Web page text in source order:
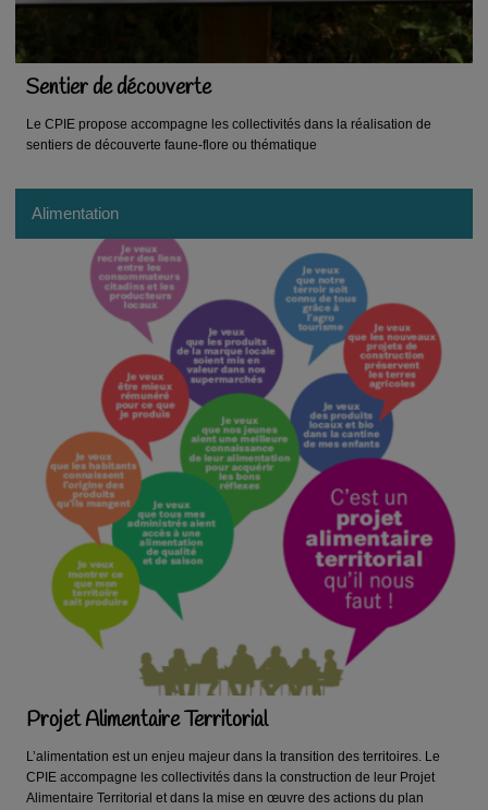
Sentier de découverte
Le CPIE propose accompagne les collectivités dans la réalisation de
sentiers de découverte faune-flore ou thématique
Alimentation
Projet Alimentaire Territorial
L’alimentation est un enjeu majeur dans la transition des territoires. Le
CPIE accompagne les collectivités dans la construction de leur Projet
Alimentaire Territorial et dans la mise en œuvre des actions du plan